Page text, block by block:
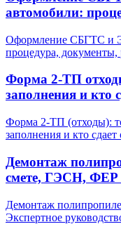
автомобили:
Оформление СБГТС и
процедура, документы,
Форма 2-ТП
заполнения и кто
Форма 2-ТП (отходы):
заполнения и кто
Демонтаж
смете, ГЭСН, ФЕР
Демонтаж
Экспертное